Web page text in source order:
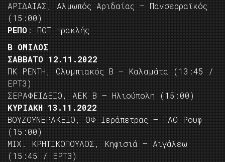
ΑΡΙΔΑΙΑΣ, Αλμωπός Αριδαίας – Πανσερραϊκός
(15:00)
ΡΕΠΟ : ΠΟΤ Ηρακλής
Β ΟΜΙΛΟΣ
ΣΑΒΒΑΤΟ 12.11.2022
ΠΚ ΡΕΝΤΗ, Ολυμπιακός Β – Καλαμάτα (13:45 /
ΕΡΤ3)
ΣΕΡΑΦΕΙΔΕΙΟ, ΑΕΚ Β – Ηλιούπολη (15:00)
ΚΥΡΙΑΚΗ 13.11.2022
ΒΟΥΖΟΥΝΕΡΑΚΕΙΟ, ΟΦ Ιεράπετρας – ΠΑΟ Ρουφ
(15:00)
ΜΙΧ. ΚΡΗΤΙΚΟΠΟΥΛΟΣ, Κηφισιά – Αιγάλεω
(15:45 / ΕΡΤ3)